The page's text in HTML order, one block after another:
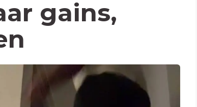
gains,